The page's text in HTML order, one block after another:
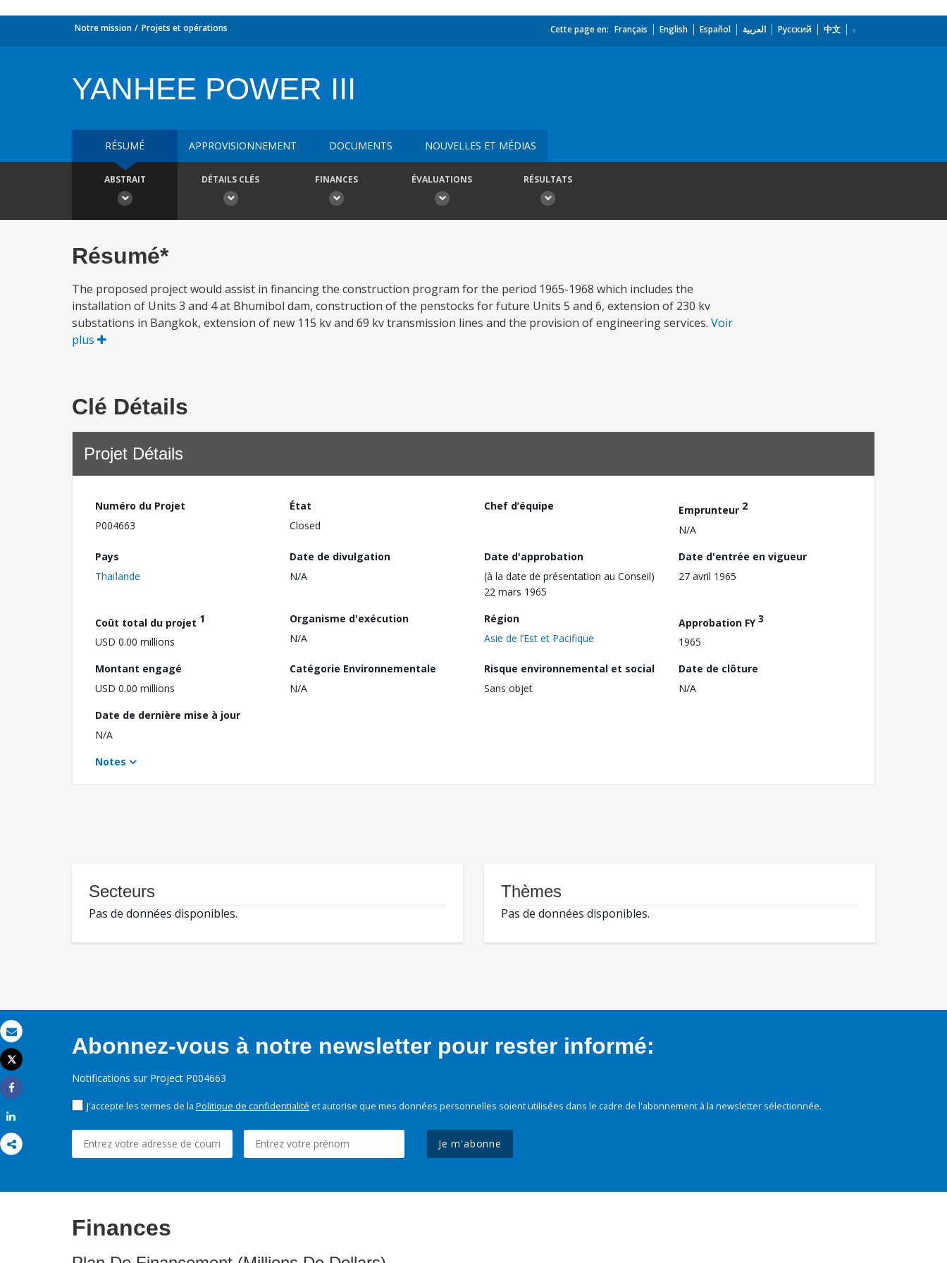
Email
Imprimer
Tweet
Share
Notre mission Projets et opérations Cette page en: Français English Español العربية Русский 中文
YANHEE POWER III
RÉSUMÉ APPROVISIONNEMENT DOCUMENTS NOUVELLES ET MÉDIAS
ABSTRAIT DÉTAILS CLÉS FINANCES ÉVALUATIONS RÉSULTATS
Résumé*
The proposed project would assist in financing the construction program for the period 1965-1968 which includes the
installation of Units 3 and 4 at Bhumibol dam, construction of the penstocks for future Units 5 and 6, extension of 230 kv
substations in Bangkok, extension of new 115 kv and 69 kv transmission lines and the provision of engineering services. Voir
plus
Clé Détails
Projet Détails
Numéro du Projet
P004663
État
Closed
Chef d’équipe Emprunteur 2
N/A
Pays
Thaïlande
Date de divulgation
N/A
Date d'approbation
(à la date de présentation au Conseil)
22 mars 1965
Date d'entrée en vigueur
27 avril 1965
Coût total du projet 1
USD 0.00 millions
Organisme d'exécution
N/A
Région
Asie de l’Est et Pacifique
Approbation FY3
1965
Montant engagé
USD 0.00 millions
Catégorie Environnementale
N/A
Risque environnemental et social
Sans objet
Date de clôture
N/A
Date de dernière mise à jour
N/A
Notes
Secteurs
Pas de données disponibles.
Thèmes
Pas de données disponibles.
Abonnez-vous à notre newsletter pour rester informé:
Notifications sur Project P004663
J'accepte les termes de la Politique de confidentialité et autorise que mes données personnelles soient utilisées dans le cadre de l'abonnement à la newsletter sélectionnée.
Je m'abonne
Finances